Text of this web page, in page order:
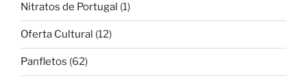
Nitratos de Portugal (1)
Oferta Cultural (12)
Panfletos (62)